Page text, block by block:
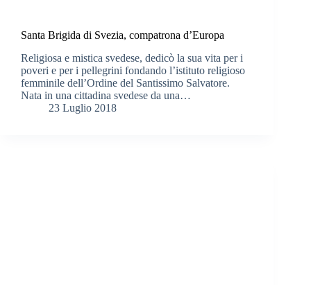
Santa Brigida di Svezia, compatrona d’Europa
Religiosa e mistica svedese, dedicò la sua vita per i
poveri e per i pellegrini fondando l’istituto religioso
femminile dell’Ordine del Santissimo Salvatore.
Nata in una cittadina svedese da una…
23 Luglio 2018